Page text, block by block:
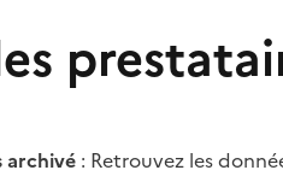
archivé : Retrouvez les